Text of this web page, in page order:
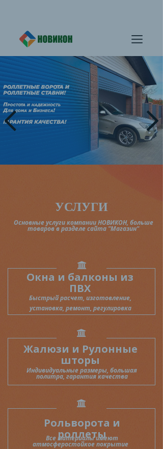
УСЛУГИ
Основные услуги компании НОВИКОН, больше
товаров в разделе сайта "Магазин"
Окна и балконы из
ПВХ
Быстрыйрасчет, изготовление,
установка, ремонт, регулировка
Жалюзи и Рулонные
шторы
Индивидуальныеразмеры, большая
политра, гарантия качества
Рольворота и
роллеты
Все материалы имеют
атмосферостойкое покрытие